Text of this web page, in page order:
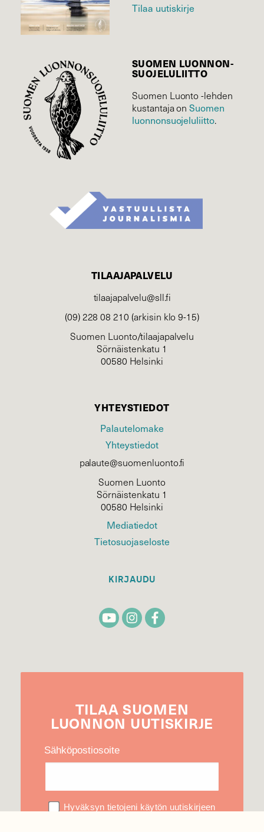
Tilaa uutiskirje
SUOMEN LUONNON­
SUOJELU­LIITTO
Suomen Luonto -lehden
kustantaja onSuomen
luonnonsuojelu­liitto.
TILAAJAPALVELU
tilaajapalvelu@sll.fi
(09) 228 08 210 (arkisin klo 9-15)
Suomen Luonto/tilaajapalvelu
Sörnäistenkatu 1
00580 Helsinki
YHTEYSTIEDOT
Palautelomake
Yhteystiedot
palaute@suomenluonto.fi
Suomen Luonto
Sörnäistenkatu 1
00580 Helsinki
Mediatiedot
Tietosuojaseloste
KIRJAUDU
TILAA SUOMEN
LUONNON UUTIS­KIRJE
Sähköpostiosoite
Hyväksyn tietojeni käytön uutiskirjeen